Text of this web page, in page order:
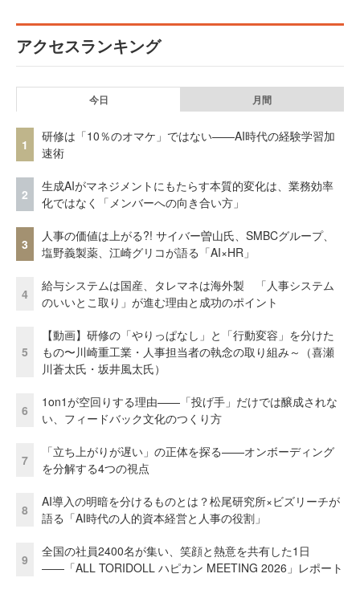
アクセスランキング
今日 月間
1
研修は「10％のオマケ」ではない——AI時代の経験学習加
速術
2
生成AIがマネジメントにもたらす本質的変化は、業務効率
化ではなく「メンバーへの向き合い方」
3
人事の価値は上がる?! サイバー曽山氏、SMBCグループ、
塩野義製薬、江崎グリコが語る「AI×HR」
4
給与システムは国産、タレマネは海外製 「人事システム
のいいとこ取り」が進む理由と成功のポイント
5
【動画】研修の「やりっぱなし」と「行動変容」を分けた
もの〜川崎重工業・人事担当者の執念の取り組み～（喜瀬
川蒼太氏・坂井風太氏）
6
1on1が空回りする理由——「投げ手」だけでは醸成されな
い、フィードバック文化のつくり方
7
「立ち上がりが遅い」の正体を探る——オンボーディング
を分解する4つの視点
8
AI導入の明暗を分けるものとは？松尾研究所×ビズリーチが
語る「AI時代の人的資本経営と人事の役割」
9
全国の社員2400名が集い、笑顔と熱意を共有した1日
――「ALL TORIDOLL ハピカン MEETING 2026」レポート